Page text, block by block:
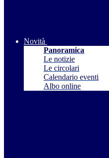
Novità
Panoramica
Le notizie
Le circolari
Calendario eventi
Albo online